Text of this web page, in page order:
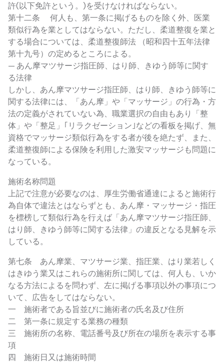
許(以下免許という。)を受けなければならない。
第十二条 何人も、第一条に掲げるものを除く外、医業
類似行為を業としてはならない。ただし、柔道整復を業と
する場合については、柔道整復師法 （昭和四十五年法律
第十九号）の定めるところによる。
— あん摩マツサージ指圧師、はり師、きゆう師等に関す
る法律
しかし、あん摩マツサージ指圧師、はり師、きゆう師等に
関する法律には、「あん摩」や「マッサージ」の行為・方
法の定義がされていない為、職業選択の自由もあり「整
体」や「整足」｢リラクゼーション｣などの看板を掲げ、無
資格でマッサージ類似行為をする者が後を絶たず、また、
柔道整復師による保険を利用した激安マッサージも問題に
なっている。
施術名称問題
上記で注意が必要なのは、厚生労働省通達によると施術行
為自体で違法とはならずとも、あん摩・マッサージ・指圧
を標榜して類似行為を行えば「あん摩マツサージ指圧師、
はり師、きゆう師等に関する法律」の違反となる見解を示
している。
第七条 あん摩業、マツサージ業、指圧業、はり業若しく
はきゆう業又はこれらの施術所に関しては、何人も、いか
なる方法によるを問わず、左に掲げる事項以外の事項につ
いて、広告をしてはならない。
一 施術者である旨並びに施術者の氏名及び住所
二 第一条に規定する業務の種類
三 施術所の名称、電話番号及び所在の場所を表示する事
項
四 施術日又は施術時間